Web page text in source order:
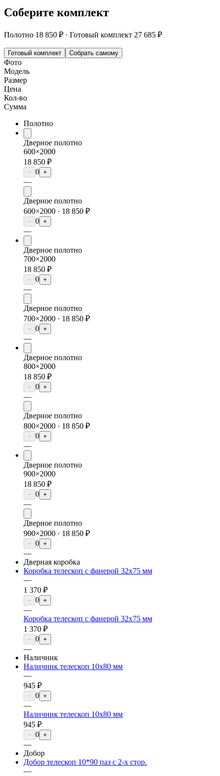
Соберите комплект
Полотно 18 850 ₽ · Готовый комплект 27 685 ₽
Готовый комплект Собрать самому
Фото
Модель
Размер
Цена
Кол-во
Сумма
Полотно
Дверное полотно
600×2000
18 850 ₽
− 0 +
—
Дверное полотно
600×2000 · 18 850 ₽
− 0 +
—
Дверное полотно
700×2000
18 850 ₽
− 0 +
—
Дверное полотно
700×2000 · 18 850 ₽
− 0 +
—
Дверное полотно
800×2000
18 850 ₽
− 0 +
—
Дверное полотно
800×2000 · 18 850 ₽
− 0 +
—
Дверное полотно
900×2000
18 850 ₽
− 0 +
—
Дверное полотно
900×2000 · 18 850 ₽
− 0 +
—
Дверная коробка
Коробка телескоп с фанерой 32х75 мм
—
1 370 ₽
− 0 +
—
Коробка телескоп с фанерой 32х75 мм
1 370 ₽
− 0 +
—
Наличник
Наличник телескоп 10х80 мм
—
945 ₽
− 0 +
—
Наличник телескоп 10х80 мм
945 ₽
− 0 +
—
Добор
Добор телескоп 10*90 паз с 2-х стор.
—